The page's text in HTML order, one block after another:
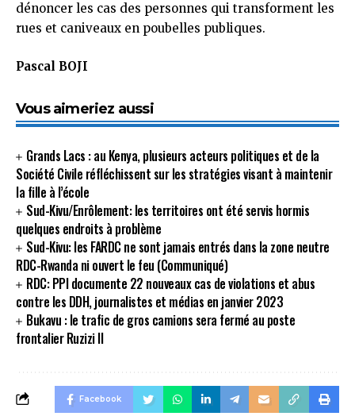
dénoncer les cas des personnes qui transforment les
rues et caniveaux en poubelles publiques.
Pascal BOJI
Vous aimeriez aussi
Grands Lacs : au Kenya, plusieurs acteurs politiques et de la
Société Civile réfléchissent sur les stratégies visant à maintenir
la fille à l’école
Sud-Kivu/Enrôlement: les territoires ont été servis hormis
quelques endroits à problème
Sud-Kivu: les FARDC ne sont jamais entrés dans la zone neutre
RDC-Rwanda ni ouvert le feu (Communiqué)
RDC: PPI documente 22 nouveaux cas de violations et abus
contre les DDH, journalistes et médias en janvier 2023
Bukavu : le trafic de gros camions sera fermé au poste
frontalier Ruzizi II
Facebook